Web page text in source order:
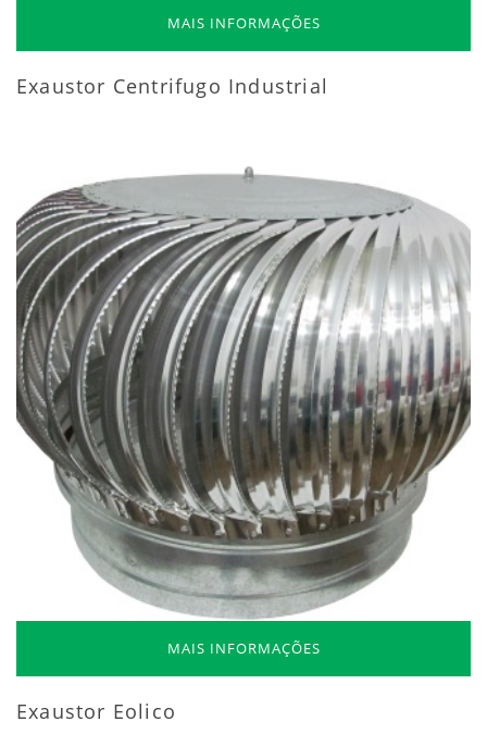
MAIS INFORMAÇÕES
Exaustor Centrifugo Industrial
MAIS INFORMAÇÕES
Exaustor Eolico